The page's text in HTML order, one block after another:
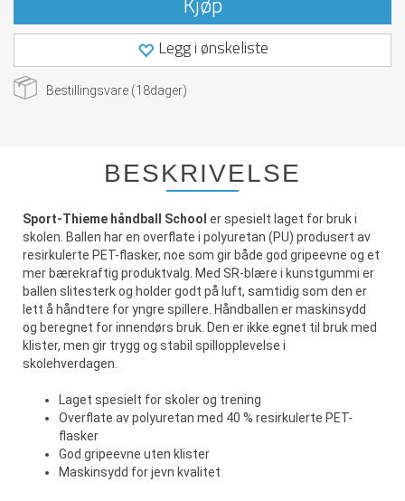
Legg i ønskeliste
Bestillingsvare (18dager)
BESKRIVELSE
Sport-Thieme håndball School er spesielt laget for bruk i
skolen. Ballen har en overflate i polyuretan (PU) produsert av
resirkulerte PET-flasker, noe som gir både god gripeevne og et
mer bærekraftig produktvalg. Med SR-blære i kunstgummi er
ballen slitesterk og holder godt på luft, samtidig som den er
lett å håndtere for yngre spillere. Håndballen er maskinsydd
og beregnet for innendørs bruk. Den er ikke egnet til bruk med
klister, men gir trygg og stabil spillopplevelse i
skolehverdagen.
Laget spesielt for skoler og trening
Overflate av polyuretan med 40 % resirkulerte PET-
flasker
God gripeevne uten klister
Maskinsydd for jevn kvalitet